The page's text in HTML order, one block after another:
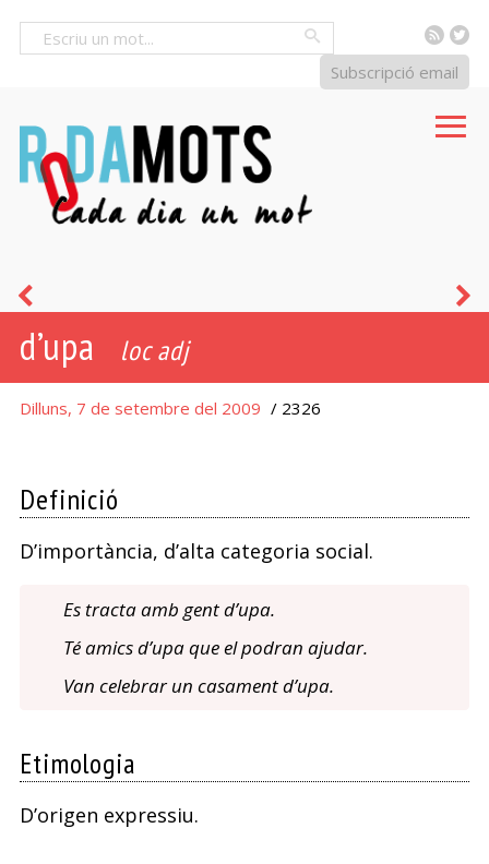
RSS
Subscripció email
d’upa loc adj
Dilluns, 7 de setembre del 2009 / 2326
Definició
D’importància, d’alta categoria social.
Es tracta amb gent d’upa.
Té amics d’upa que el podran ajudar.
Van celebrar un casament d’upa.
Etimologia
D’origen expressiu.
rai